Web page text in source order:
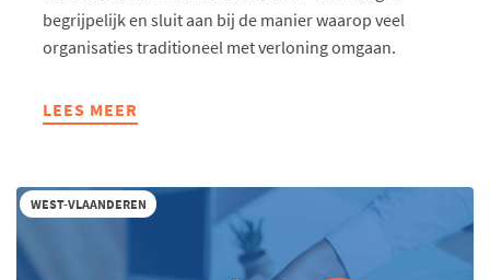
begrijpelijk en sluit aan bij de manier waarop veel
organisaties traditioneel met verloning omgaan.
LEES MEER
ABOUT
CO:
TITECA
WEST-VLAANDEREN